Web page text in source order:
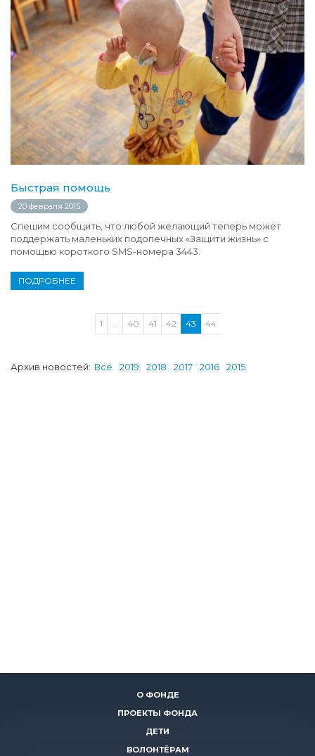
Быстрая помощь
20 февраля 2015
Спешим сообщить, что любой желающий теперь может
поддержать маленьких подопечных «Защити жизнь» с
помощью короткого SMS-номера 3443.
ПОДРОБНЕЕ
1 40 41 42 43 44
Архив новостей: Все 2019 2018 2017 2016 2015
О ФОНДЕ
ПРОЕКТЫ ФОНДА
ДЕТИ
ВОЛОНТЁРАМ